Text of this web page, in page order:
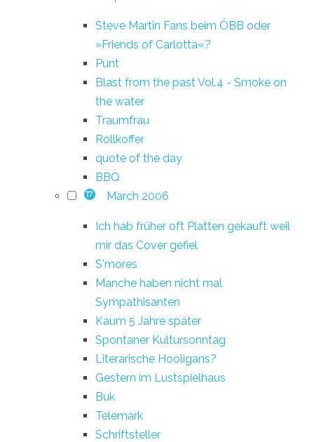
Steve Martin Fans beim ÖBB oder
»Friends of Carlotta«?
Punt
Blast from the past Vol.4 - Smoke on
the water
Traumfrau
Rollkoffer
quote of the day
BBQ
17 March 2006
Ich hab früher oft Platten gekauft weil
mir das Cover gefiel
S'mores
Manche haben nicht mal
Sympathisanten
Kaum 5 Jahre später
Spontaner Kultursonntag
Literarische Hooligans?
Gestern im Lustspielhaus
Buk
Telemark
Schriftsteller